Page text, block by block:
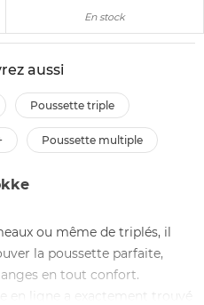
En stock
aussi
poussette triple
poussette multiple
ou même de triplés, il
la poussette parfaite,
en tout confort.
en ligne a exactement trouvé